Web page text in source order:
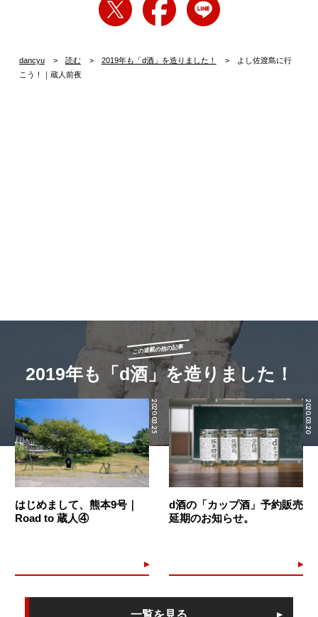
dancyu 読む 2019年も「d酒」を造りました！
よし佐渡島に行
こう！｜蔵人前夜
この連載の他の記事
2019年も「d酒」を造りました！
2020.03.25
はじめまして、熊本9号｜
Road to 蔵人④
2020.03.20
d酒の「カップ酒」予約販売
延期のお知らせ。
一覧を見る